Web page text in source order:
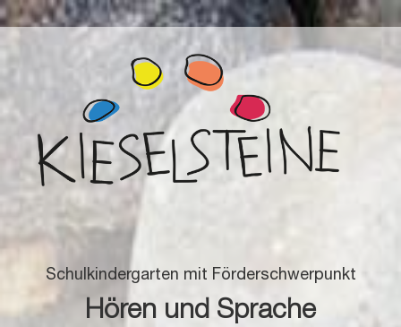
Schulkindergarten mit Förderschwerpunkt
Hören und Sprache